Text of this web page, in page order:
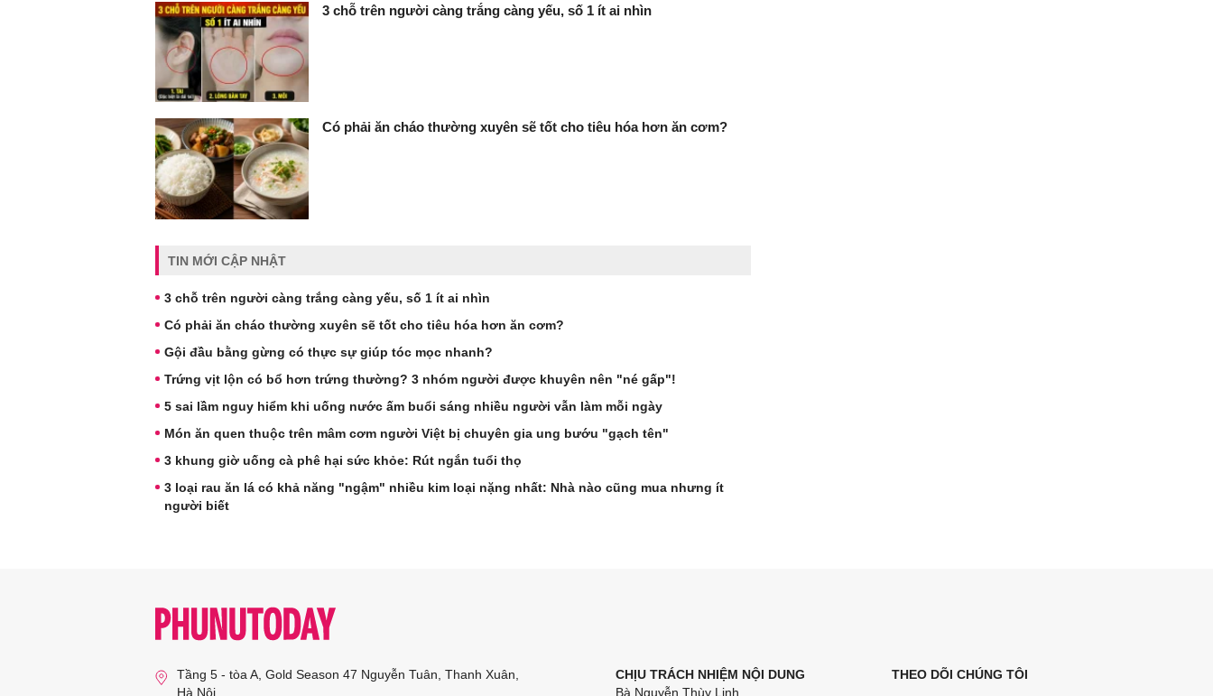
3 chỗ trên người càng trắng càng yếu, số 1 ít ai nhìn
Có phải ăn cháo thường xuyên sẽ tốt cho tiêu hóa hơn ăn cơm?
TIN MỚI CẬP NHẬT
3 chỗ trên người càng trắng càng yếu, số 1 ít ai nhìn
Có phải ăn cháo thường xuyên sẽ tốt cho tiêu hóa hơn ăn cơm?
Gội đầu bằng gừng có thực sự giúp tóc mọc nhanh?
Trứng vịt lộn có bổ hơn trứng thường? 3 nhóm người được khuyên nên "né gấp"!
5 sai lầm nguy hiểm khi uống nước ấm buổi sáng nhiều người vẫn làm mỗi ngày
Món ăn quen thuộc trên mâm cơm người Việt bị chuyên gia ung bướu "gạch tên"
3 khung giờ uống cà phê hại sức khỏe: Rút ngắn tuổi thọ
3 loại rau ăn lá có khả năng "ngậm" nhiều kim loại nặng nhất: Nhà nào cũng mua nhưng ít
người biết
Tầng 5 - tòa A, Gold Season 47 Nguyễn Tuân, Thanh Xuân,
Hà Nội
CHỊU TRÁCH NHIỆM NỘI DUNG
Bà Nguyễn Thùy Linh
THEO DÕI CHÚNG TÔI